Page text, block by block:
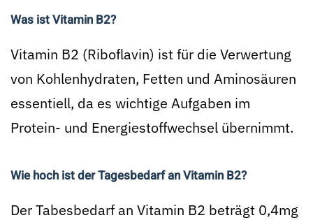
Was ist Vitamin B2?
Vitamin B2 (Riboflavin) ist für die Verwertung
von Kohlenhydraten, Fetten und Aminosäuren
essentiell, da es wichtige Aufgaben im
Protein- und Energiestoffwechsel übernimmt.
Wie hoch ist der Tagesbedarf an Vitamin B2?
Der Tabesbedarf an Vitamin B2 beträgt 0,4mg